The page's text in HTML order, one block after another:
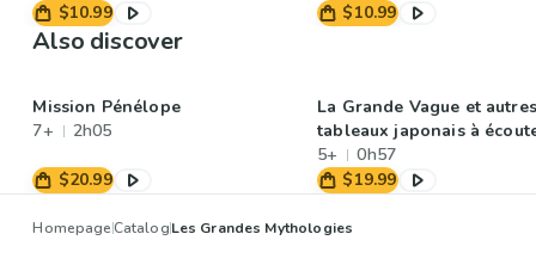
$10.99 $10.99
Also discover
Mission Pénélope
7+
2h05
$20.99
La Grande Vague et autres
tableaux japonais à
5+
0h57
$19.99
HomepageCatalogLes Grandes Mythologies